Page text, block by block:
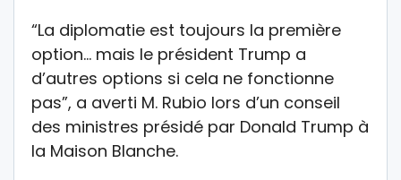
“La diplomatie est toujours la première
option… mais le président Trump a
d’autres options si cela ne fonctionne
pas”, a averti M. Rubio lors d’un conseil
des ministres présidé par Donald Trump à
la Maison Blanche.